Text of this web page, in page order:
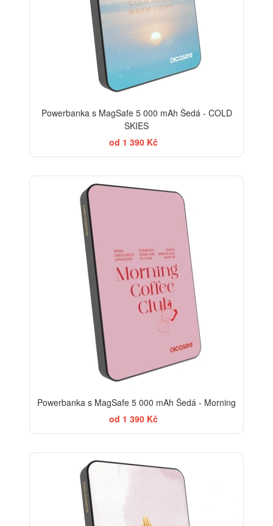
Powerbanka s MagSafe 5 000 mAh Šedá - COLD
SKIES
od 1 390 Kč
Powerbanka s MagSafe 5 000 mAh Šedá - Morning
od 1 390 Kč